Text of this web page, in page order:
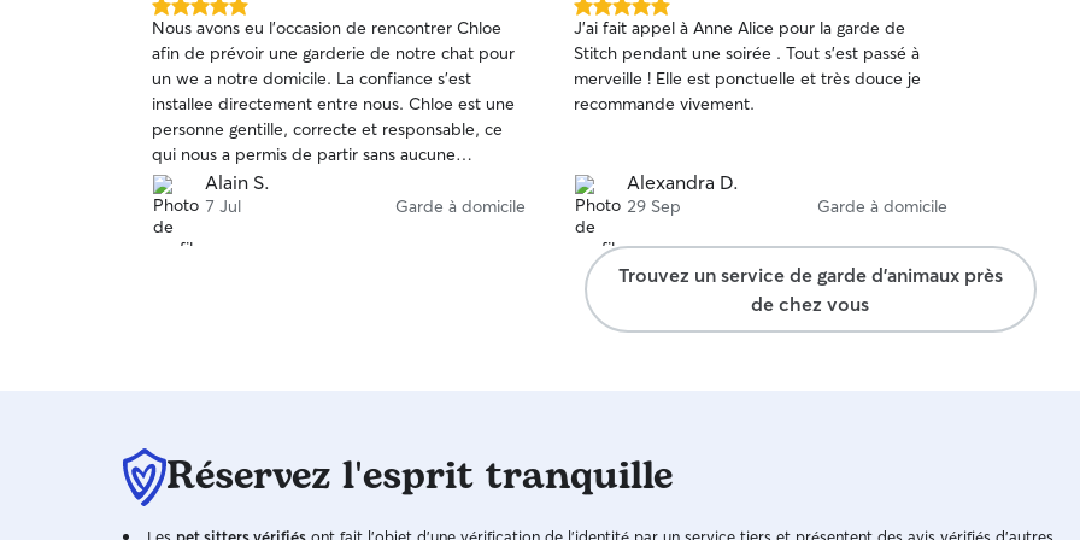
respect de ses habitudes.
5.0 étoile(s)
sur
5
Nous avons eu l’occasion de rencontrer Chloe
afin de prévoir une garderie de notre chat pour
un we a notre domicile. La confiance s’est
installee directement entre nous. Chloe est une
personne gentille, correcte et responsable, ce
qui nous a permis de partir sans aucune
apprehension. Nous avons reçu tous les jours
des photos et nouvelles de notre petite. A notre
retour, nous avons retrouve notre chat en pleine
Alain S.
7 Jul Garde à domicile
5.0 étoile(s)
sur
5
J’ai fait appel à Anne Alice pour la garde de
Stitch pendant une soirée . Tout s’est passé à
merveille ! Elle est ponctuelle et très douce je
recommande vivement.
Alexandra D.
29 Sep Garde à domicile
Trouvez un service de garde d'animaux près
de chez vous
Réservez l'esprit tranquille